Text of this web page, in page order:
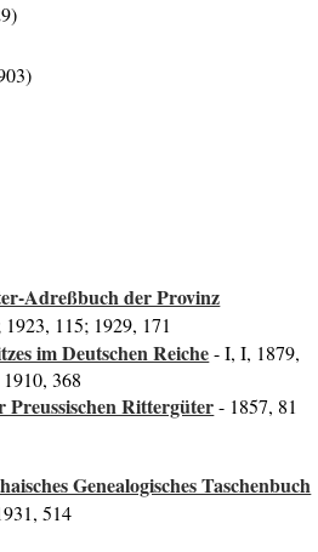
Adreßbuch der Provinz
115; 1929, 171
im Deutschen Reiche- I, I, 1879,
368
Rittergüter- 1857, 81
Genealogisches Taschenbuch
514